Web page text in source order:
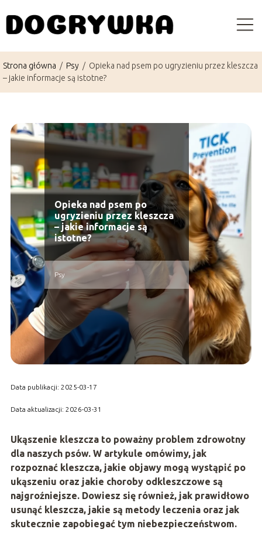
Strona główna / Psy / Opieka nad psem po ugryzieniu przez kleszcza
– jakie informacje są istotne?
Opieka nad psem po
ugryzieniu przez kleszcza
– jakie informacje są
istotne?
Psy
Data publikacji: 2025-03-17
Data aktualizacji: 2026-03-31
Ukąszenie kleszcza to poważny problem zdrowotny
dla naszych psów. W artykule omówimy, jak
rozpoznać kleszcza, jakie objawy mogą wystąpić po
ukąszeniu oraz jakie choroby odkleszczowe są
najgroźniejsze. Dowiesz się również, jak prawidłowo
usunąć kleszcza, jakie są metody leczenia oraz jak
skutecznie zapobiegać tym niebezpieczeństwom.